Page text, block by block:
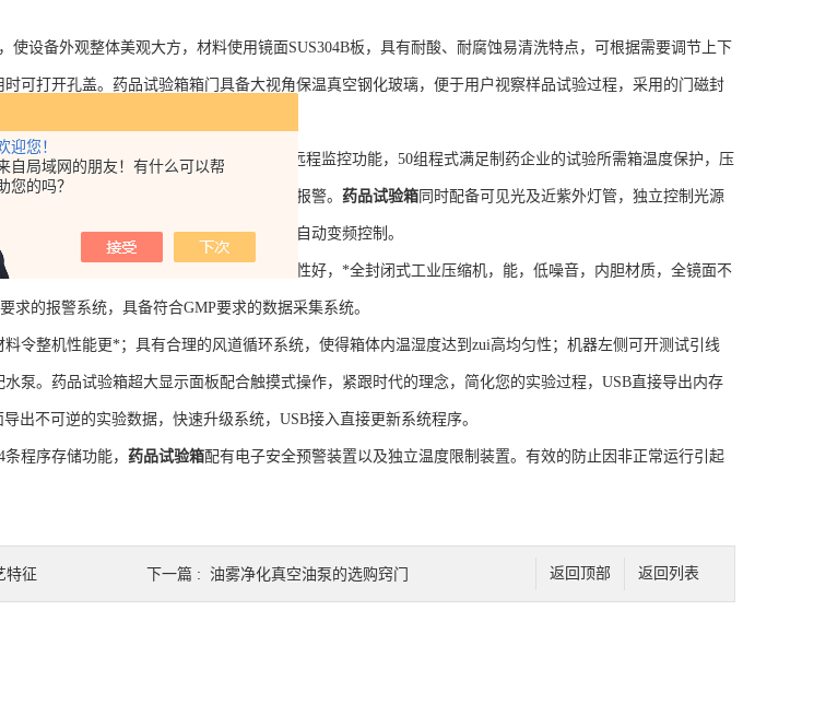
迎您！
自局域网的朋友！有什么可以帮
您的吗？
设备外观整体美观大方，材料使用镜面SUS304B板，具有耐酸、耐腐蚀易清洗特点，可根据需要调节上下
可打开孔盖。药品试验箱箱门具备大视角保温真空钢化玻璃，便于用户视察样品试验过程，采用的门磁封
湿度控制更为、稳定具有基于以太网的远程监控功能，50组程式满足制药企业的试验所需箱温度保护，压
保护，加热器过热保护，故障发生时声光报警。 药品试验箱 同时配备可见光及近紫外灯管，独立控制光源
紫外辐射度；可见光和近紫外直接设定，自动变频控制。
板不同位置的样品接受光源辐照的均匀性好，*全封闭式工业压缩机，能，低噪音，内胆材质，全镜面不
求的报警系统，具备符合GMP要求的数据采集系统。
整机性能更*；具有合理的风道循环系统，使得箱体内温湿度达到zui高均匀性；机器左侧可开测试引线
泵。药品试验箱超大显示面板配合触摸式操作，紧跟时代的理念，简化您的实验过程，USB直接导出内存
出不可逆的实验数据，快速升级系统，USB接入直接更新系统程序。
程序存储功能， 药品试验箱配有电子安全预警装置以及独立温度限制装置。有效的防止因非正常运行引起
返回列表
返回顶部
特征 下一篇 : 油雾净化真空油泵的选购窍门